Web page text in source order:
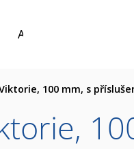
Akce a výprodej
100 mm, s